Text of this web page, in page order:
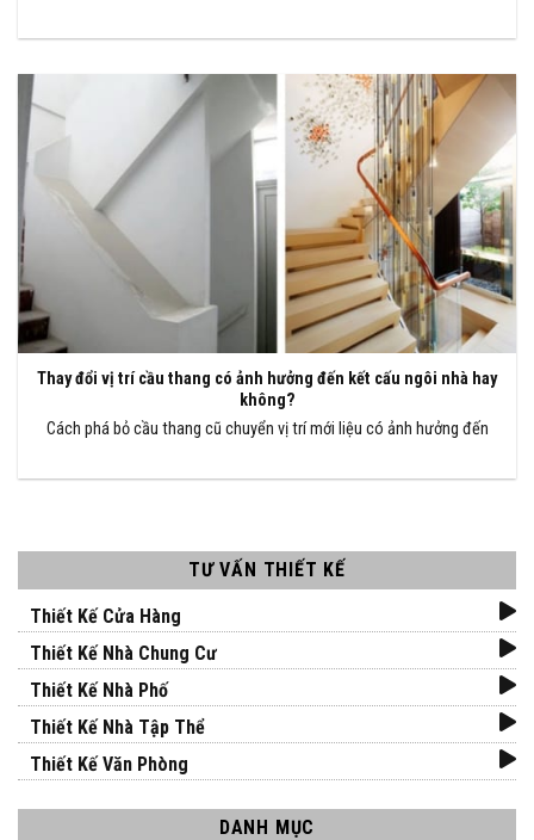
TƯ VẤN THIẾT KẾ
Thiết Kế Cửa Hàng
Thiết Kế Nhà Chung Cư
Thiết Kế Nhà Phố
Thiết Kế Nhà Tập Thể
Thiết Kế Văn Phòng
DANH MỤC
Thay đổi vị trí cầu thang có ảnh hưởng đến kết cấu ngôi nhà hay
không?
Cách phá bỏ cầu thang cũ chuyển vị trí mới liệu có ảnh hưởng đến